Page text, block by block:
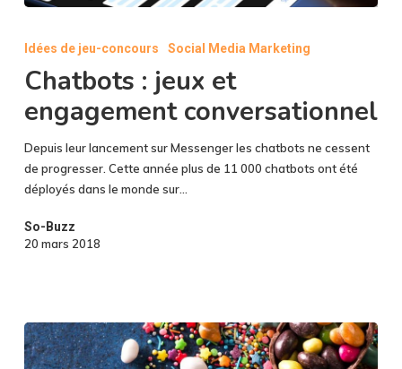
jeux
et
conversationnel
Idées de jeu-concours Social Media Marketing
Chatbots : jeux et
engagement conversationnel
Depuis leur lancement sur Messenger les chatbots ne cessent
de progresser. Cette année plus de 11 000 chatbots ont été
déployés dans le monde sur…
So-Buzz
20 mars 2018